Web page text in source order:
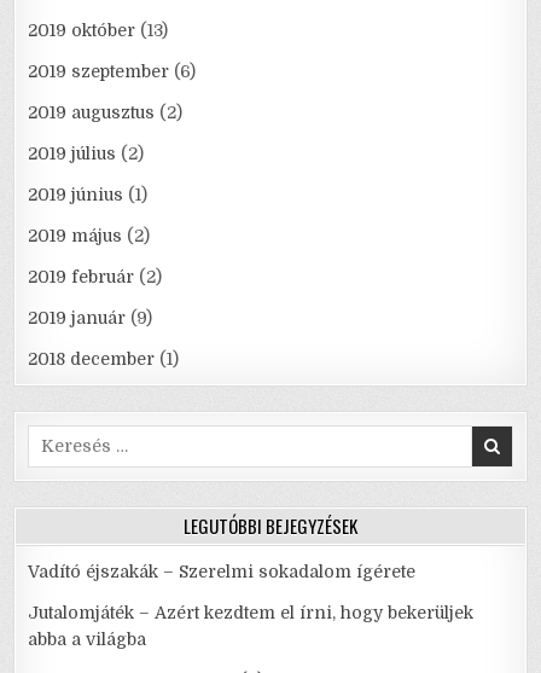
2019 október (13)
2019 szeptember (6)
2019 augusztus (2)
2019 július (2)
2019 június (1)
2019 május (2)
2019 február (2)
2019 január (9)
2018 december (1)
Search
for:
LEGUTÓBBI BEJEGYZÉSEK
Vadító éjszakák – Szerelmi sokadalom ígérete
Jutalomjáték – Azért kezdtem el írni, hogy bekerüljek
abba a világba